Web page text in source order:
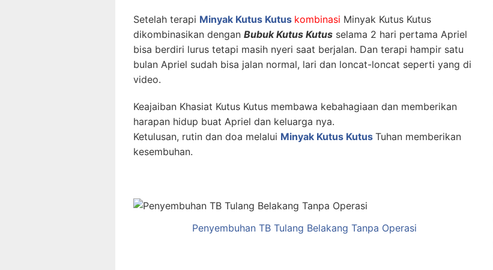
Setelah terapi Minyak Kutus Kutus kombinasi Minyak Kutus Kutus
dikombinasikan dengan Bubuk Kutus Kutus selama 2 hari pertama Apriel
bisa berdiri lurus tetapi masih nyeri saat berjalan. Dan terapi hampir satu
bulan Apriel sudah bisa jalan normal, lari dan loncat-loncat seperti yang di
video.
Keajaiban Khasiat Kutus Kutus membawa kebahagiaan dan memberikan
harapan hidup buat Apriel dan keluarga nya.
Ketulusan, rutin dan doa melalui Minyak Kutus Kutus Tuhan memberikan
kesembuhan.
Penyembuhan TB Tulang Belakang Tanpa Operasi